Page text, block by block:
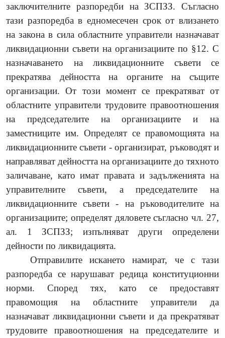
заключителните разпоредби на ЗСПЗЗ. Съгласно
тази разпоредба в едномесечен срок от влизането
на закона в сила областните управители назначават
ликвидационни съвети на организациите по §12. С
назначаването на ликвидационните съвети се
прекратява дейността на органите на същите
организации. От този момент се прекратяват от
областните управители трудовите правоотношения
на председателите на организациите и на
заместниците им. Определят се правомощията на
ликвидационните съвети - организират, ръководят и
направляват дейността на организациите до тяхното
заличаване, като имат правата и задълженията на
управителните съвети, а председателите на
ликвидационните съвети - на ръководителите на
организациите; определят дяловете съгласно чл. 27,
ал. 1 ЗСПЗЗ; изпълняват други определени
дейности по ликвидацията.
Отправилите искането намират, че с тази
разпоредба се нарушават редица конституционни
норми. Според тях, като се предоставят
правомощия на областните управители да
назначават ликвидационни съвети и да прекратяват
трудовите правоотношения на председателите и